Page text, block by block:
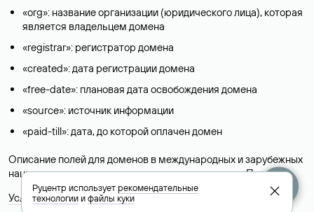
«org»: название организации (юридического лица), которая
является владельцем домена
«registrar»: регистратор домена
«created»: дата регистрации домена
«free-date»: плановая дата освобождения домена
«source»: источник информации
«paid-till»: дата, до которой оплачен домен
Описание полей для доменов в международных и зарубежных
национальных доменах представлены в разделе «Помощь».
Условия использования Whois-сервиса
Руцентр используетрекомендательные
технологииифайлы куки